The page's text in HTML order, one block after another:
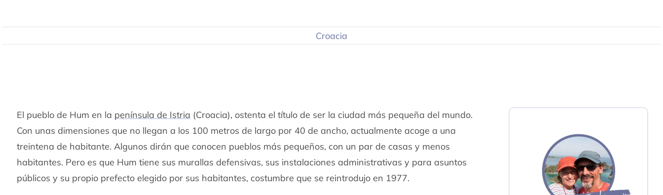
Croacia
El pueblo de Hum en la península de Istria (Croacia), ostenta el título de ser la ciudad más pequeña del mundo.
Con unas dimensiones que no llegan a los 100 metros de largo por 40 de ancho, actualmente acoge a una
treintena de habitante. Algunos dirán que conocen pueblos más pequeños, con un par de casas y menos
habitantes. Pero es que Hum tiene sus murallas defensivas, sus instalaciones administrativas y para asuntos
públicos y su propio prefecto elegido por sus habitantes, costumbre que se reintrodujo en 1977.